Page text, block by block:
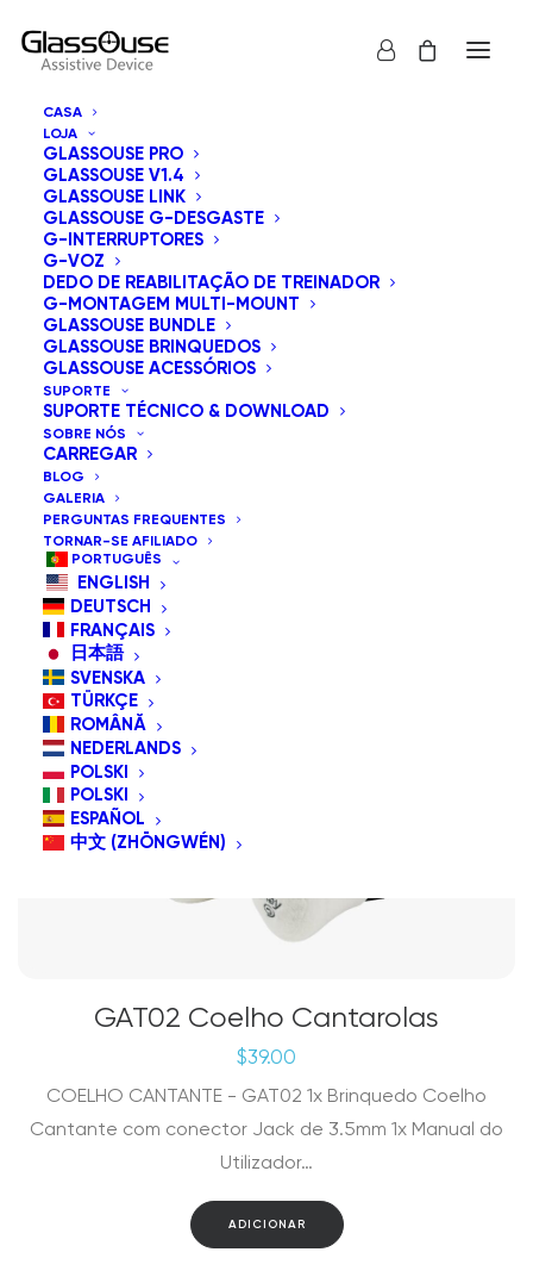
CASA
LOJA
GLASSOUSE PRO
GLASSOUSE V1.4
GLASSOUSE LINK
GLASSOUSE G-DESGASTE
G-INTERRUPTORES
G-VOZ
DEDO DE REABILITAÇÃO DE TREINADOR
G-MONTAGEM MULTI-MOUNT
GLASSOUSE BUNDLE
GLASSOUSE BRINQUEDOS
GLASSOUSE ACESSÓRIOS
SUPORTE
SUPORTE TÉCNICO & DOWNLOAD
SOBRE NÓS
CARREGAR
BLOG
GALERIA
PERGUNTAS FREQUENTES
TORNAR-SE AFILIADO
PORTUGUÊS
ENGLISH
DEUTSCH
FRANÇAIS
日本語
SVENSKA
TÜRKÇE
ROMÂNĂ
NEDERLANDS
POLSKI
POLSKI
ESPAÑOL
中文 (ZHŌNGWÉN)
Mostrar tudo
Ordenar por popularidade
Ordenação padrão
Ordenar por mais recentes
Ordenar por preço: menor para maior
Ordenar por preço: maior para menor
GAT02 Coelho Cantarolas
$39.00
COELHO CANTANTE - GAT02 1x Brinquedo Coelho
Cantante com conector Jack de 3.5mm 1x Manual do
Utilizador…
ADICIONAR